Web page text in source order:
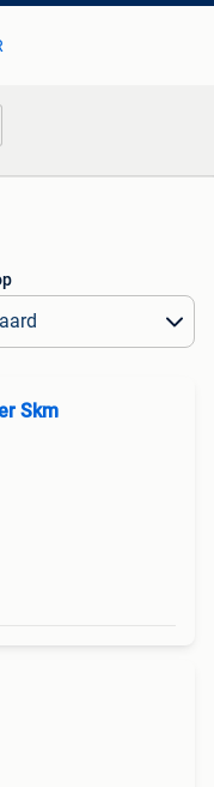
Skm